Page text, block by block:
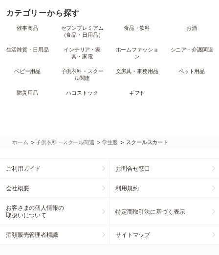
カテゴリーから探す
催事商品
セブンプレミアム
（食品・日用品）
食品・飲料 お酒
生活雑貨・日用品
インテリア・家
具・家電
ホームファッショ
ン
シニア・介護関連
ベビー用品
子供衣料・スクー
ル関連
文房具・事務用品 ペット用品
防災用品 ハコストック ギフト
ホーム >子供衣料・スクール関連 > 学生服 > スクールスカート
ご利用ガイド お問合せ窓口
会社概要 利用規約
お客さまの個人情報の
取扱いについて
特定商取引法に基づく表示
酒類販売管理者標識 サイトマップ